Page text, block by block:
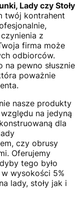
Lady czy Stoły
twój kontrahent
z
firma może
odbiorców.
pewno słusznie
poważnie
nasze produkty
na jedyną
dla
czy obrusy
Oferujemy
tego było
wysokości 5%
lady, stoły jak i